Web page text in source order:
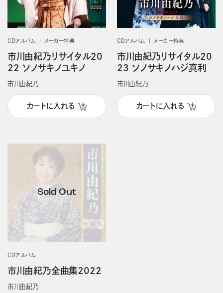
CDアルバム メーカー特典
市川由紀乃リサイタル20
22 ソノサキノユキノ
市川由紀乃
カートに入れる
CDアルバム メーカー特典
市川由紀乃リサイタル20
23 ソノサキノハジ真利
市川由紀乃
カートに入れる
CDアルバム
市川由紀乃全曲集2022
市川由紀乃